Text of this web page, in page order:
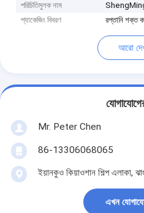
পরিচিতিমুলক নাম
প্যাকেজিং বিবরণ
রপ্তানি শক্ত
আরো
Mr. Peter Chen
86-13306068065
ইয়ানকুও কিয়াওশান শিল্প এলাকা,
এখন